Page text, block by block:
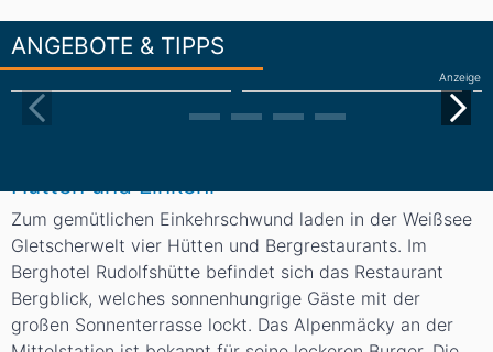
ANGEBOTE & TIPPS
Anzeige
Hütten und Einkehr
Zum gemütlichen Einkehrschwund laden in der Weißsee
Gletscherwelt vier Hütten und Bergrestaurants. Im
Berghotel Rudolfshütte befindet sich das Restaurant
Bergblick, welches sonnenhungrige Gäste mit der
großen Sonnenterrasse lockt. Das Alpenmäcky an der